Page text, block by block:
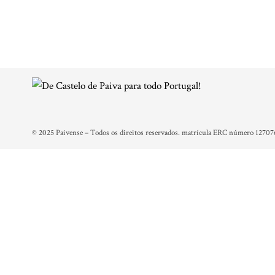
© 2025 Paivense – Todos os direitos reservados. matrícula ERC número